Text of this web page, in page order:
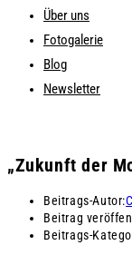
Über uns
Fotogalerie
Blog
Newsletter
„Zukunft der
Beitrags-Autor:
Beitrag
Beitrags-